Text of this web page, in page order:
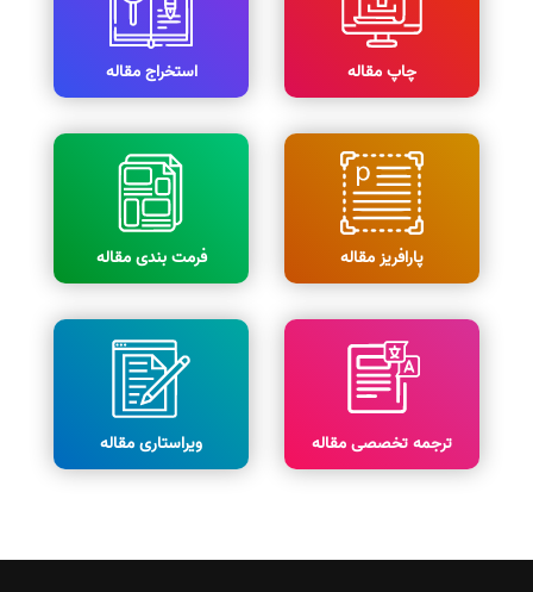
چاپ مقاله استخراج مقاله
پارافریز مقاله فرمت بندی مقاله
ترجمه تخصصی مقاله ویراستاری مقاله